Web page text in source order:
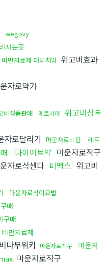
wegovy
사는곳
비만치료제 대리처방 위고비효과
자로약가
비정품판매 레트비아
위고비심부
자로달리기 마운자로비용
레트
다이어트약 마운자로직구
자로삭센다 비맥스 위고비
마운자로식이요법
매
구매
만치료제
나무위키 마운자로직구
마운자
마운자로직구